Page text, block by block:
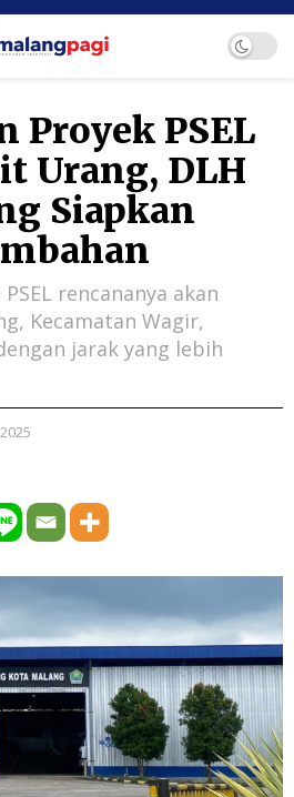
Proyek PSEL
Urang, DLH
Siapkan
rencananya akan
Kecamatan Wagir,
jarak yang lebih